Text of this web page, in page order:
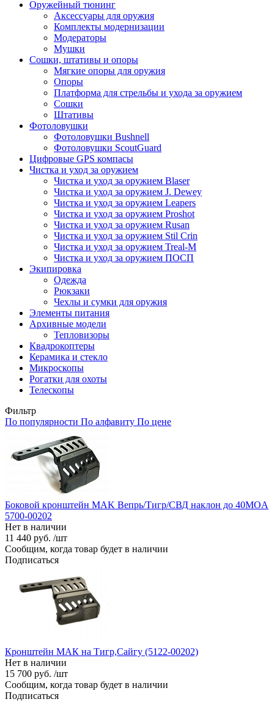
Оружейный тюнинг
Аксессуары для оружия
Комплекты модернизации
Модераторы
Мушки
Сошки, штативы и опоры
Мягкие опоры для оружия
Опоры
Платформа для стрельбы и ухода за оружием
Сошки
Штативы
Фотоловушки
Фотоловушки Bushnell
Фотоловушки ScoutGuard
Цифровые GPS компасы
Чистка и уход за оружием
Чистка и уход за оружием Blaser
Чистка и уход за оружием J. Dewey
Чистка и уход за оружием Leapers
Чистка и уход за оружием Proshot
Чистка и уход за оружием Rusan
Чистка и уход за оружием Stil Crin
Чистка и уход за оружием Treal-M
Чистка и уход за оружием ПОСП
Экипировка
Одежда
Рюкзаки
Чехлы и сумки для оружия
Элементы питания
Архивные модели
Тепловизоры
Квадрокоптеры
Керамика и стекло
Микроскопы
Рогатки для охоты
Телескопы
Фильтр
По популярности По алфавиту По цене
Боковой кронштейн MAK Вепрь/Тигр/СВД наклон до 40MOA
5700-00202
Нет в наличии
11 440 руб. /шт
Сообщим, когда товар будет в наличии
Подписаться
Кронштейн МАК на Тигр,Сайгу (5122-00202)
Нет в наличии
15 700 руб. /шт
Сообщим, когда товар будет в наличии
Подписаться